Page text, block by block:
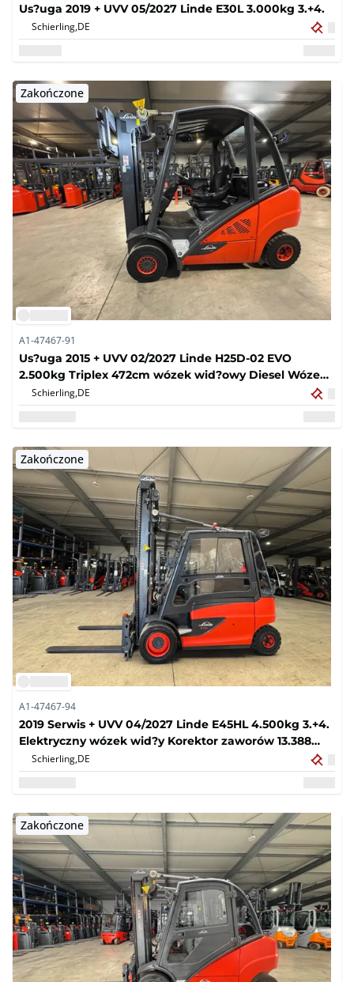
Us?uga 2019 + UVV 05/2027 Linde E30L 3.000kg 3.+4.
Schierling,DE
Zakończone
A1-47467-91
Us?uga 2015 + UVV 02/2027 Linde H25D-02 EVO
2.500kg Triplex 472cm wózek wid?owy Diesel Wózek
wid?owy 9.926 godz.
Schierling,DE
Zakończone
A1-47467-94
2019 Serwis + UVV 04/2027 Linde E45HL 4.500kg 3.+4.
Elektryczny wózek wid?y Korektor zaworów 13.388
godzin E50
Schierling,DE
Zakończone